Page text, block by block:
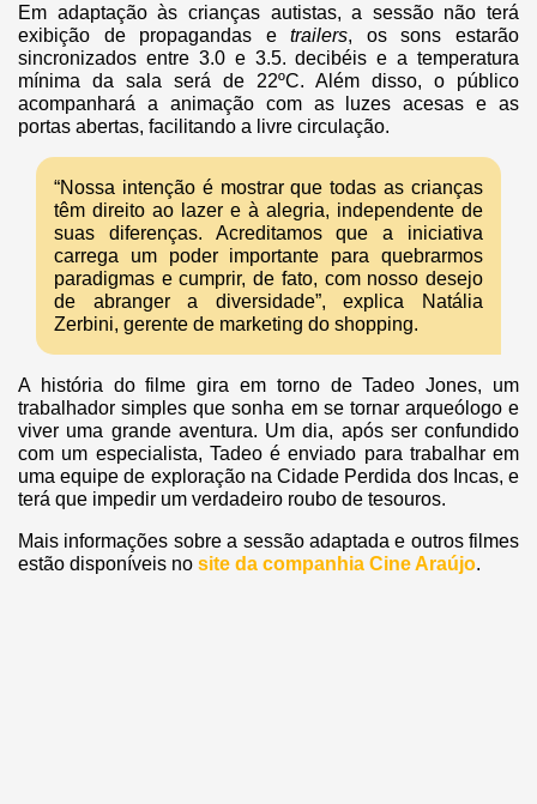
Em adaptação às crianças autistas, a sessão não terá
exibição de propagandas etrailers, os sons estarão
sincronizados entre 3.0 e 3.5. decibéis e a temperatura
mínima da sala será de 22ºC. Além disso, o público
acompanhará a animação com as luzes acesas e as
portas abertas, facilitando a livre circulação.
“Nossa intenção é mostrar que todas as crianças
têm direito ao lazer e à alegria, independente de
suas diferenças. Acreditamos que a iniciativa
carrega um poder importante para quebrarmos
paradigmas e cumprir, de fato, com nosso desejo
de abranger a diversidade”, explica Natália
Zerbini, gerente de marketing do shopping.
A história do filme gira em torno de Tadeo Jones, um
trabalhador simples que sonha em se tornar arqueólogo e
viver uma grande aventura. Um dia, após ser confundido
com um especialista, Tadeo é enviado para trabalhar em
uma equipe de exploração na Cidade Perdida dos Incas, e
terá que impedir um verdadeiro roubo de tesouros.
Mais informações sobre a sessão adaptada e outros filmes
estão disponíveis no site da companhia Cine Araújo.